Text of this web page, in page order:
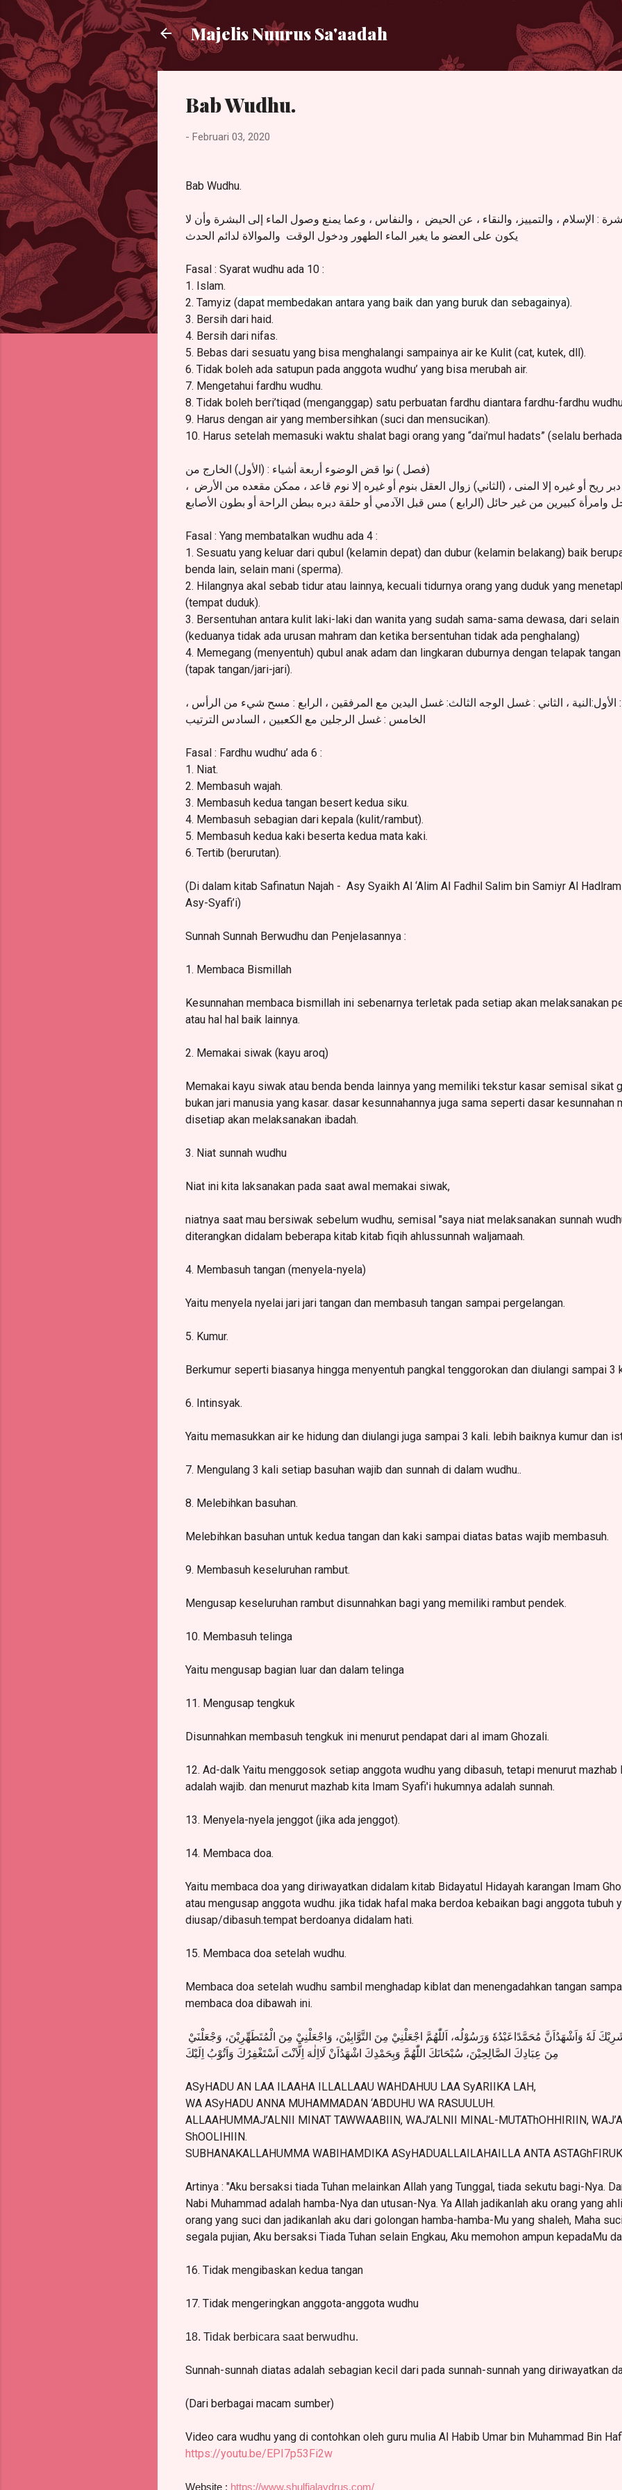
Majelis Nuurus Sa'aadah
Bab Wudhu.
- Februari 03, 2020
Bab Wudhu.
، والتمييز، والنقاء ، عن الحيض ، والنفاس ، وعما يمنع وصول الماء إلى البشرة وأن لا
يكون على العضو ما يغير الماء الطهور ودخول الوقت والموالاة لدائم الحدث
Fasal : Syarat wudhu ada 10 :
1. Islam.
2. Tamyiz (dapat membedakan antara yang baik dan yang buruk dan sebagainya).
3. Bersih dari haid.
4. Bersih dari nifas.
5. Bebas dari sesuatu yang bisa menghalangi sampainya air ke Kulit (cat, kutek, dll).
6. Tidak boleh ada satupun pada anggota wudhu’ yang bisa merubah air.
7. Mengetahui fardhu wudhu.
8. Tidak boleh beri’tiqad (menganggap) satu perbuatan fardhu diantara fardhu-fardhu
9. Harus dengan air yang membersihkan (suci dan mensucikan).
10. Harus setelah memasuki waktu shalat bagi orang yang “dai’mul hadats” (selalu
(فصل ) نوا قض الوضوء أربعة أشياء : (الأول) الخارج من
ريح أو غيره إلا المنى ، (الثاني) زوال العقل بنوم أو غيره إلا نوم قاعد ، ممكن مقعده من الأرض ،
وامرأة كبيرين من غير حائل (الرابع ) مس قبل الآدمي أو حلقة دبره ببطن الراحة أو بطون الأصابع
Fasal : Yang membatalkan wudhu ada 4 :
1. Sesuatu yang keluar dari qubul (kelamin depat) dan dubur (kelamin belakang) baik
benda lain, selain mani (sperma).
2. Hilangnya akal sebab tidur atau lainnya, kecuali tidurnya orang yang duduk yang
(tempat duduk).
3. Bersentuhan antara kulit laki-laki dan wanita yang sudah sama-sama dewasa, dari selain
(keduanya tidak ada urusan mahram dan ketika bersentuhan tidak ada penghalang)
4. Memegang (menyentuh) qubul anak adam dan lingkaran duburnya dengan telapak
(tapak tangan/jari-jari).
، الثاني : غسل الوجه الثالث: غسل اليدين مع المرفقين ، الرابع : مسح شيء من الرأس ،
الخامس : غسل الرجلين مع الكعبين ، السادس الترتيب
Fasal : Fardhu wudhu’ ada 6 :
1. Niat.
2. Membasuh wajah.
3. Membasuh kedua tangan besert kedua siku.
4. Membasuh sebagian dari kepala (kulit/rambut).
5. Membasuh kedua kaki beserta kedua mata kaki.
6. Tertib (berurutan).
(Di dalam kitab Safinatun Najah - Asy Syaikh Al ‘Alim Al Fadhil Salim bin Samiyr Al
Asy-Syafi’i)
Sunnah Sunnah Berwudhu dan Penjelasannya :
1. Membaca Bismillah
Kesunnahan membaca bismillah ini sebenarnya terletak pada setiap akan melaksanakan
atau hal hal baik lainnya.
2. Memakai siwak (kayu aroq)
Memakai kayu siwak atau benda benda lainnya yang memiliki tekstur kasar semisal sikat
bukan jari manusia yang kasar. dasar kesunnahannya juga sama seperti dasar kesunnahan
disetiap akan melaksanakan ibadah.
3. Niat sunnah wudhu
Niat ini kita laksanakan pada saat awal memakai siwak,
niatnya saat mau bersiwak sebelum wudhu, semisal "saya niat melaksanakan sunnah
diterangkan didalam beberapa kitab kitab fiqih ahlussunnah waljamaah.
4. Membasuh tangan (menyela-nyela)
Yaitu menyela nyelai jari jari tangan dan membasuh tangan sampai pergelangan.
5. Kumur.
Berkumur seperti biasanya hingga menyentuh pangkal tenggorokan dan diulangi sampai 3
6. Intinsyak.
Yaitu memasukkan air ke hidung dan diulangi juga sampai 3 kali. lebih baiknya kumur dan
7. Mengulang 3 kali setiap basuhan wajib dan sunnah di dalam wudhu..
8. Melebihkan basuhan.
Melebihkan basuhan untuk kedua tangan dan kaki sampai diatas batas wajib membasuh.
9. Membasuh keseluruhan rambut.
Mengusap keseluruhan rambut disunnahkan bagi yang memiliki rambut pendek.
10. Membasuh telinga
Yaitu mengusap bagian luar dan dalam telinga
11. Mengusap tengkuk
Disunnahkan membasuh tengkuk ini menurut pendapat dari al imam Ghozali.
12. Ad-dalk Yaitu menggosok setiap anggota wudhu yang dibasuh, tetapi menurut mazhab
adalah wajib. dan menurut mazhab kita Imam Syafi'i hukumnya adalah sunnah.
13. Menyela-nyela jenggot (jika ada jenggot).
14. Membaca doa.
Yaitu membaca doa yang diriwayatkan didalam kitab Bidayatul Hidayah karangan Imam
atau mengusap anggota wudhu. jika tidak hafal maka berdoa kebaikan bagi anggota tubuh
diusap/dibasuh.tempat berdoanya didalam hati.
15. Membaca doa setelah wudhu.
Membaca doa setelah wudhu sambil menghadap kiblat dan menengadahkan tangan
membaca doa dibawah ini.
لَهٗ وَاَشْهَدُاَنَّ مُحَمَّدًاعَبْدُهٗ وَرَسُوْلُه، اَللّٰهُمَّ اجْعَلْنِيْ مِنَ التَّوَّابِيْنَ، وَاجْعَلْنِيْ مِنَ الْمُتَطَهِّرِيْنَ، وَجْعَلْنَيْ
مِنَ عِبَادِكَ الصَّالِحِيْنَ، سُبْحَانَكَ اللّٰهُمَّ وَبِحَمْدِكَ اشْهَدُاَنْ لَااِلٰهَ اِلَّاَنْتَ اَسْتَغْفِرُكَ وَاَتُوْبُ اِلَيْكَ
ASyHADU AN LAA ILAAHA ILLALLAAU WAHDAHUU LAA SyARIIKA LAH,
WA ASyHADU ANNA MUHAMMADAN ‘ABDUHU WA RASUULUH.
ALLAAHUMMAJ’ALNII MINAT TAWWAABIIN, WAJ’ALNII MINAL-MUTAThOHHIRIIN,
ShOOLIHIIN.
SUBHANAKALLAHUMMA WABIHAMDIKA ASyHADUALLAILAHAILLA ANTA
Artinya : "Aku bersaksi tiada Tuhan melainkan Allah yang Tunggal, tiada sekutu bagi-Nya.
Nabi Muhammad adalah hamba-Nya dan utusan-Nya. Ya Allah jadikanlah aku orang yang
orang yang suci dan jadikanlah aku dari golongan hamba-hamba-Mu yang shaleh, Maha
segala pujian, Aku bersaksi Tiada Tuhan selain Engkau, Aku memohon ampun kepadaMu
16. Tidak mengibaskan kedua tangan
17. Tidak mengeringkan anggota-anggota wudhu
18. Tidak berbicara saat berwudhu.
Sunnah-sunnah diatas adalah sebagian kecil dari pada sunnah-sunnah yang diriwayatkan
(Dari berbagai macam sumber)
Video cara wudhu yang di contohkan oleh guru mulia Al Habib Umar bin Muhammad Bin
https://youtu.be/EPI7p53Fi2w
Website : https://www.shulfialaydrus.com/